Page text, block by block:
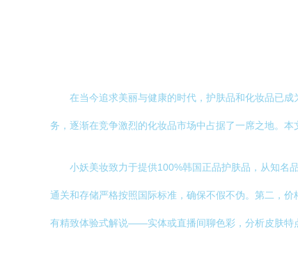
在当今追求美丽与健康的时代，护肤品和化妆品已
务，逐渐在竞争激烈的化妆品市场中占据了一席之地。
小妖美妆致力于提供100%韩国正品护肤品，从知名
通关和存储严格按照国际标准，确保不假不伪。第二，
有精致体验式解说——实体或直播间聊色彩，分析皮肤特